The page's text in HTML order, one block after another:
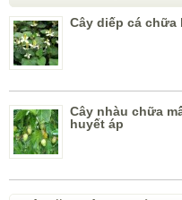
Cây diếp cá
Cây nhàu chữa
huyết áp